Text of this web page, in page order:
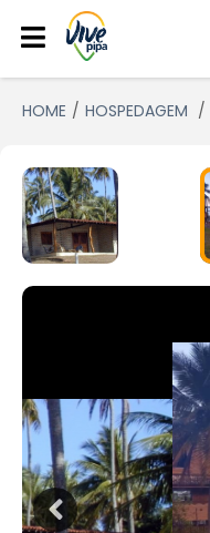
HOME HOSPEDAGEM